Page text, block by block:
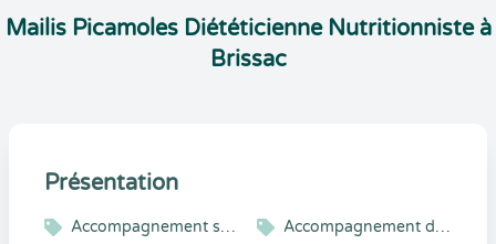
Mailis Picamoles Diététicienne Nutritionniste à
Brissac
Présentation
Accompagnement sportif Accompagnement de la femme enceinte